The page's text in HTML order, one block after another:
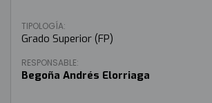
TIPOLOGÍA:
Grado Superior (FP)
RESPONSABLE:
Begoña Andrés Elorriaga